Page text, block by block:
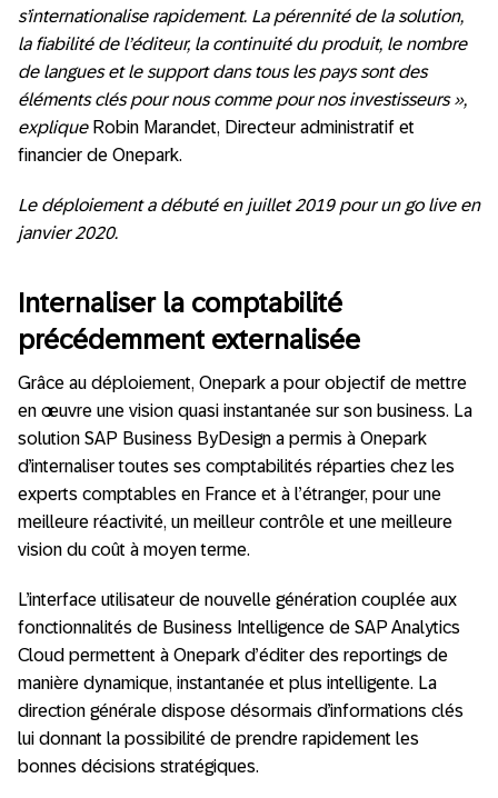
s’internationalise rapidement. La pérennité de la solution,
la fiabilité de l’éditeur, la continuité du produit, le nombre
de langues et le support dans tous les pays sont des
éléments clés pour nous comme pour nos investisseurs »,
explique Robin Marandet, Directeur administratif et
financier de Onepark.
Le déploiement a débuté en juillet 2019 pour un go live en
janvier 2020.
Internaliser la comptabilité
précédemment externalisée
Grâce au déploiement, Onepark a pour objectif de mettre
en œuvre une vision quasi instantanée sur son business. La
solution SAP Business ByDesign a permis à Onepark
d’internaliser toutes ses comptabilités réparties chez les
experts comptables en France et à l’étranger, pour une
meilleure réactivité, un meilleur contrôle et une meilleure
vision du coût à moyen terme.
L’interface utilisateur de nouvelle génération couplée aux
fonctionnalités de Business Intelligence de SAP Analytics
Cloud permettent à Onepark d’éditer des reportings de
manière dynamique, instantanée et plus intelligente. La
direction générale dispose désormais d’informations clés
lui donnant la possibilité de prendre rapidement les
bonnes décisions stratégiques.